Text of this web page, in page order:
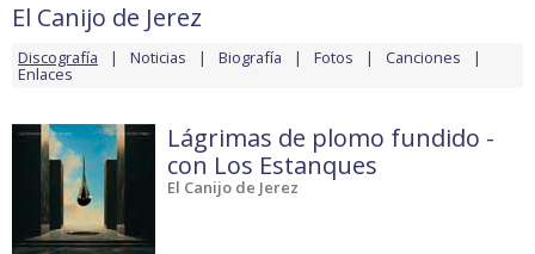
El Canijo de Jerez
Discografía Noticias Biografía Fotos Canciones
Enlaces
Lágrimas de plomo fundido -
con Los Estanques
El Canijo de Jerez